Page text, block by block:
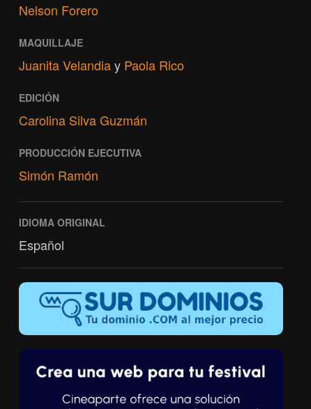
Nelson Forero
MAQUILLAJE
Juanita Velandiay Paola Rico
EDICIÓN
Carolina Silva Guzmán
PRODUCCIÓN EJECUTIVA
Simón Ramón
IDIOMA ORIGINAL
Español